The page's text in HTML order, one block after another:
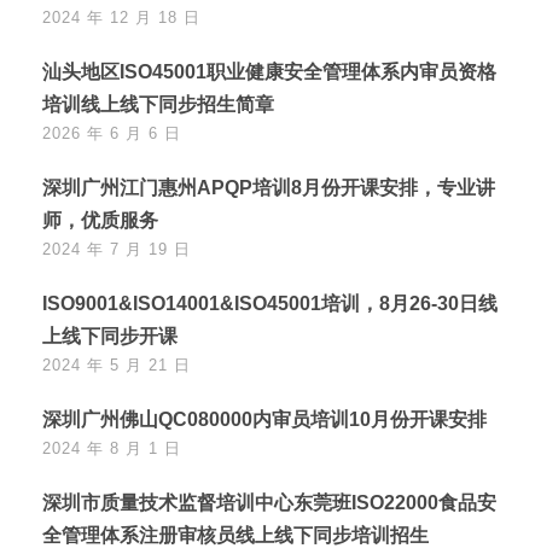
2024 年 12 月 18 日
汕头地区ISO45001职业健康安全管理体系内审员资格
培训线上线下同步招生简章
2026 年 6 月 6 日
深圳广州江门惠州APQP培训8月份开课安排，专业讲
师，优质服务
2024 年 7 月 19 日
ISO9001&ISO14001&ISO45001培训，8月26-30日线
上线下同步开课
2024 年 5 月 21 日
深圳广州佛山QC080000内审员培训10月份开课安排
2024 年 8 月 1 日
深圳市质量技术监督培训中心东莞班ISO22000食品安
全管理体系注册审核员线上线下同步培训招生